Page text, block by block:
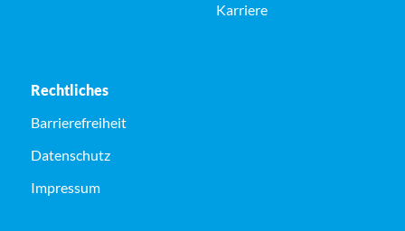
Karriere
Rechtliches
Barrierefreiheit
Datenschutz
Impressum